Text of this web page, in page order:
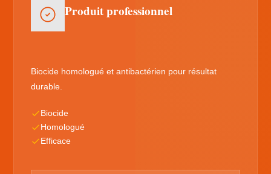
Produit professionnel
Biocide homologué et antibactérien pour résultat
durable.
Biocide
Homologué
Efficace